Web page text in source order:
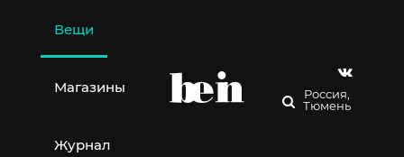
содержимому
Вещи
Магазины
Журнал
Россия,
Тюмень